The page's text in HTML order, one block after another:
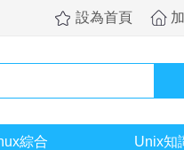
設為首頁
綜合 Unix知